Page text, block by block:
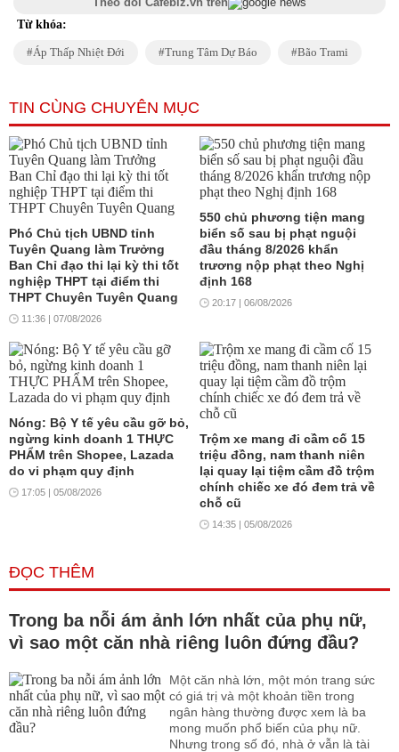
Từ khóa:
Áp Thấp Nhiệt Đới Trung Tâm Dự Báo Bão Trami
TIN CÙNG CHUYÊN MỤC
Phó Chủ tịch UBND tỉnh
Tuyên Quang làm Trưởng
Ban Chỉ đạo thi lại kỳ thi tốt
nghiệp THPT tại điểm thi
THPT Chuyên Tuyên Quang
11:36 | 07/08/2026
550 chủ phương tiện mang
biển số sau bị phạt nguội
đầu tháng 8/2026 khẩn
trương nộp phạt theo Nghị
định 168
20:17 | 06/08/2026
Nóng: Bộ Y tế yêu cầu gỡ bỏ,
ngừng kinh doanh 1 THỰC
PHẨM trên Shopee, Lazada
do vi phạm quy định
17:05 | 05/08/2026
Trộm xe mang đi cầm cố 15
triệu đồng, nam thanh niên
lại quay lại tiệm cầm đồ trộm
chính chiếc xe đó đem trả về
chỗ cũ
14:35 | 05/08/2026
ĐỌC THÊM
Trong ba nỗi ám ảnh lớn nhất của phụ nữ,
vì sao một căn nhà riêng luôn đứng đầu?
Một căn nhà lớn, một món trang sức
có giá trị và một khoản tiền trong
ngân hàng thường được xem là ba
mong muốn phổ biến của phụ nữ.
Nhưng trong số đó, nhà ở vẫn là tài